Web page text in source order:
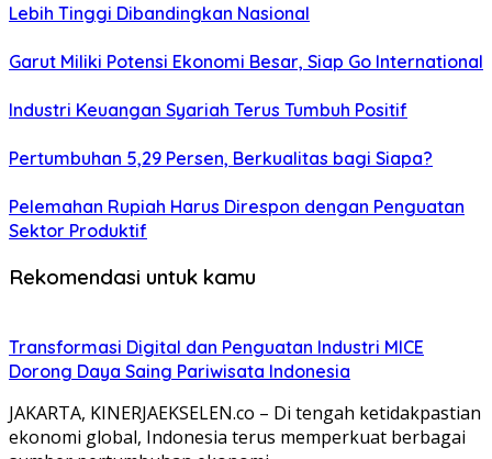
Lebih Tinggi Dibandingkan Nasional
Garut Miliki Potensi Ekonomi Besar, Siap Go International
Industri Keuangan Syariah Terus Tumbuh Positif
Pertumbuhan 5,29 Persen, Berkualitas bagi Siapa?
Pelemahan Rupiah Harus Direspon dengan Penguatan
Sektor Produktif
Rekomendasi untuk kamu
Transformasi Digital dan Penguatan Industri MICE
Dorong Daya Saing Pariwisata Indonesia
JAKARTA, KINERJAEKSELEN.co – Di tengah ketidakpastian
ekonomi global, Indonesia terus memperkuat berbagai